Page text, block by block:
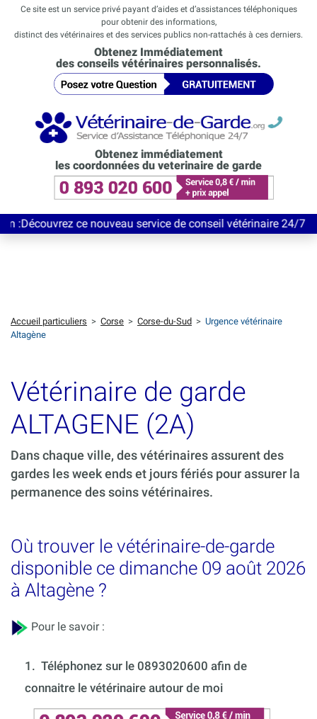
Ce site est un service privé payant d’aides et d’assistances téléphoniques
pour obtenir des informations,
distinct des vétérinaires et des services publics non-rattachés à ces derniers.
Obtenez Immédiatement
des conseils vétérinaires personnalisés.
Obtenez immédiatement
les coordonnées du veterinaire de garde
ce nouveau service de conseil vétérinaire 24/7
Accueil particuliers > Corse > Corse-du-Sud > Urgence vétérinaire
Altagène
Vétérinaire de garde
ALTAGENE (2A)
Dans chaque ville, des vétérinaires assurent des
gardes les week ends et jours fériés pour assurer la
permanence des soins vétérinaires.
Où trouver le vétérinaire-de-garde
disponible ce dimanche 09 août 2026
à Altagène ?
Pour le savoir :
1. Téléphonez sur le 0893020600 afin de
connaitre le vétérinaire autour de moi